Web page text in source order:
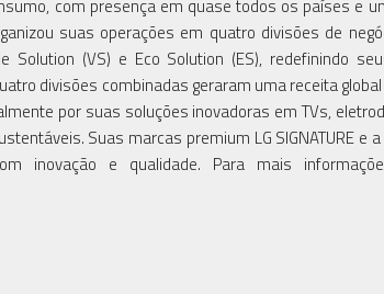
com presença em quase todos os países e
suas operações em quatro divisões de
Solution (VS) e Eco Solution (ES), redefinindo
divisões combinadas geraram uma receita
por suas soluções inovadoras em TVs,
Suas marcas premium LG SIGNATURE e
inovação e qualidade. Para mais